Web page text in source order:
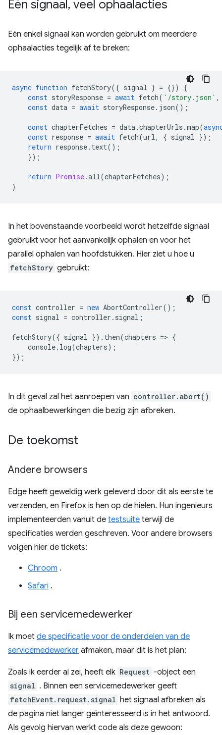
Eén signaal, veel ophaalacties
Eén enkel signaal kan worden gebruikt om meerdere
ophaalacties tegelijk af te breken:
async function fetchStory({ signal } = {})
{
const storyResponse = await fetch( '/story.json' ,
const data = await storyResponse. json();
const chapterFetches = data.chapterUrls .map(
const response = await fetch(url, { signal });
return response. text();
});
return Promise.all(chapterFetches);
}
In het bovenstaande voorbeeld wordt hetzelfde signaal
gebruikt voor het aanvankelijk ophalen en voor het
parallel ophalen van hoofdstukken. Hier ziet u hoe u
fetchStory gebruikt:
const controller = new AbortController();
const signal = controller . signal ;
fetchStory({ signal }). then(chapters => {
console. log(chapters);
});
In dit geval zal het aanroepen van controller.abort()
de ophaalbewerkingen die bezig zijn afbreken.
De toekomst
Andere browsers
Edge heeft geweldig werk geleverd door dit als eerste te
verzenden, en Firefox is hen op de hielen. Hun ingenieurs
implementeerden vanuit de testsuite terwijl de
specificaties werden geschreven. Voor andere browsers
volgen hier de tickets:
Chroom .
Safari .
Bij een servicemedewerker
Ik moet de specificatie voor de onderdelen van de
servicemedewerker afmaken, maar dit is het plan:
Zoals ik eerder al zei, heeft elk Request -object een
signal . Binnen een servicemedewerker geeft
fetchEvent.request.signal het signaal afbreken als
de pagina niet langer geïnteresseerd is in het antwoord.
Als gevolg hiervan werkt code als deze gewoon: